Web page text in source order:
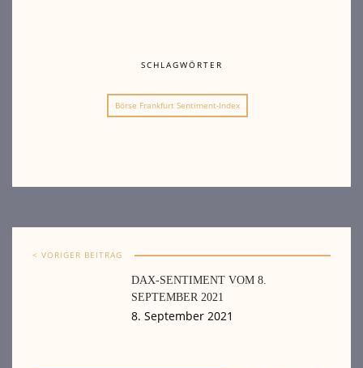
SCHLAGWÖRTER
Börse Frankfurt Sentiment-Index
< VORIGER BEITRAG
DAX-SENTIMENT VOM 8.
SEPTEMBER 2021
8. September 2021